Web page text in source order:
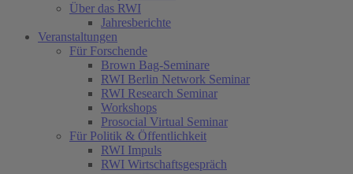
Über das RWI
Jahresberichte
Veranstaltungen
Für Forschende
Brown Bag-Seminare
RWI Berlin Network Seminar
RWI Research Seminar
Workshops
Prosocial Virtual Seminar
Für Politik & Öffentlichkeit
RWI Impuls
RWI Wirtschaftsgespräch